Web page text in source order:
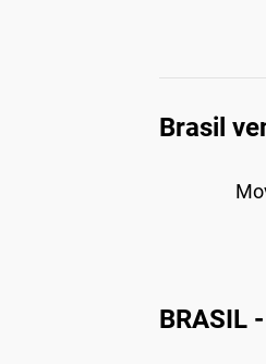
Brasil
BRASIL